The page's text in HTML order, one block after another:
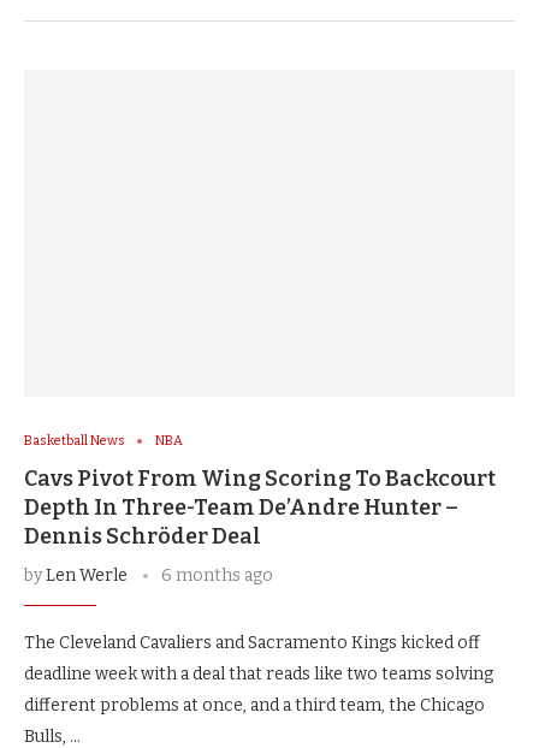
Basketball News NBA
Cavs Pivot From Wing Scoring To Backcourt
Depth In Three-Team De’Andre Hunter –
Dennis Schröder Deal
byLen Werle 6 months ago
The Cleveland Cavaliers and Sacramento Kings kicked off
deadline week with a deal that reads like two teams solving
different problems at once, and a third team, the Chicago
Bulls, …